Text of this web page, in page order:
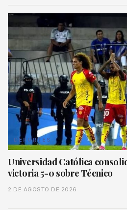
DEPORTES
Universidad Católica
victoria 5-0 sobre Técnico
2 DE AGOSTO DE 2026